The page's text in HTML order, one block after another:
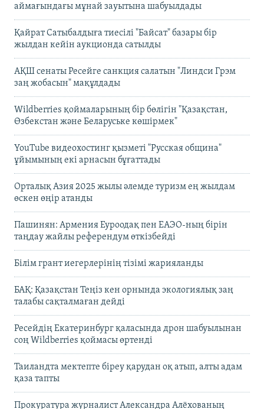
аймағындағы мұнай зауытына шабуылдады
Қайрат Сатыбалдыға тиесілі "Байсат" базары бір
жылдан кейін аукционда сатылды
АҚШ сенаты Ресейге санкция салатын "Линдси Грэм
заң жобасын" мақұлдады
Wildberries қоймаларының бір бөлігін "Қазақстан,
Өзбекстан және Беларуське көшірмек"
YouTube видеохостинг қызметі "Русская община"
ұйымының екі арнасын бұғаттады
Орталық Азия 2025 жылы әлемде туризм ең жылдам
өскен өңір атанды
Пашинян: Армения Еуроодақ пен ЕАЭО-ның бірін
таңдау жайлы референдум өткізбейді
Білім грант иегерлерінің тізімі жарияланды
БАҚ: Қазақстан Теңіз кен орнында экологиялық заң
талабы сақталмаған дейді
Ресейдің Екатеринбург қаласында дрон шабуылынан
соң Wildberries қоймасы өртенді
Таиландта мектепте біреу қарудан оқ атып, алты адам
қаза тапты
Прокуратура журналист Александра Алёхованың